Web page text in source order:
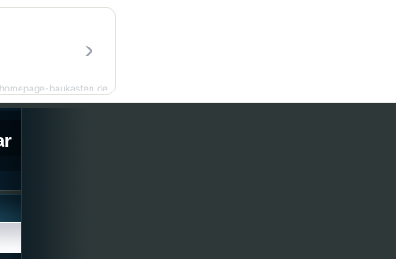
baukasten.de